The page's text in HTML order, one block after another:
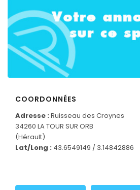
COORDONNÉES
Adresse : Ruisseau des Croynes
34260 LA TOUR SUR ORB
(Hérault)
Lat/Long : 43.6549149 / 3.14842886